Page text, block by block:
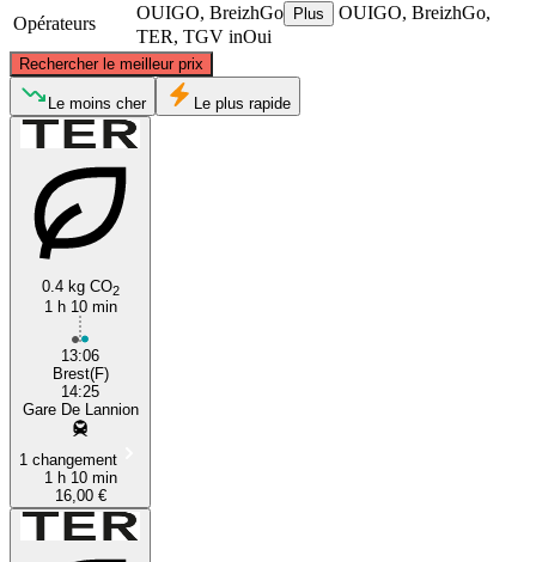
Opérateurs
OUIGO, BreizhGo Plus
OUIGO, BreizhGo,
TER, TGV inOui
Rechercher le meilleur prix
Brest, Brittany
Le moins cher Le plus rapide
0.4 kg CO2
1 h 10 min
13:06
Brest(F)
14:25
Gare De Lannion
1 changement
1 h 10 min
16,00 €